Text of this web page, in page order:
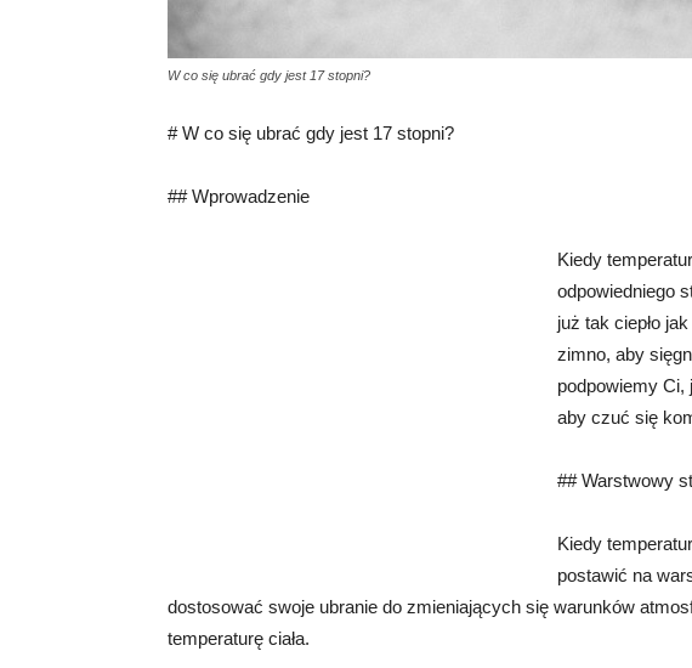
W co się ubrać gdy jest 17 stopni?
# W co się ubrać gdy jest 17 stopni?
## Wprowadzenie
Kiedy
odpowiedniego
już tak ciepło
zimno, aby
podpowiemy Ci,
aby czuć się
## Warstwowy
Kiedy
postawić na
dostosować swoje ubranie do zmieniających się warunków
temperaturę ciała.